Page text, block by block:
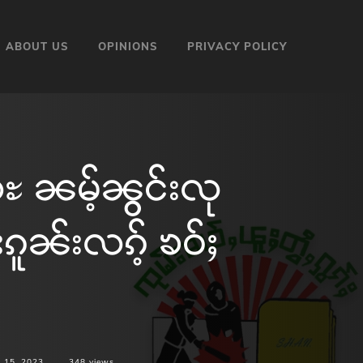
ABOUT US OPINIONS PRIVACY POLICY
ေႊ ၼမ့်ၼွင်းလု
ၵူၼ်းလၵ့် ၶဝ်ႈ